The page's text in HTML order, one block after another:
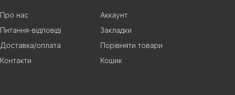
Про нас
Питання-відповіді
Доставка/оплата
Контакти
Аккаунт
Закладки
Порівняти товари
Кошик